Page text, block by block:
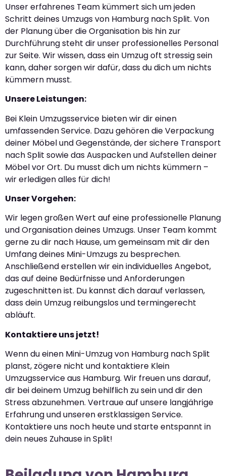
Unser erfahrenes Team kümmert sich um jeden
Schritt deines Umzugs von Hamburg nach Split. Von
der Planung über die Organisation bis hin zur
Durchführung steht dir unser professionelles Personal
zur Seite. Wir wissen, dass ein Umzug oft stressig sein
kann, daher sorgen wir dafür, dass du dich um nichts
kümmern musst.
Unsere Leistungen:
Bei Klein Umzugsservice bieten wir dir einen
umfassenden Service. Dazu gehören die Verpackung
deiner Möbel und Gegenstände, der sichere Transport
nach Split sowie das Auspacken und Aufstellen deiner
Möbel vor Ort. Du musst dich um nichts kümmern –
wir erledigen alles für dich!
Unser Vorgehen:
Wir legen großen Wert auf eine professionelle Planung
und Organisation deines Umzugs. Unser Team kommt
gerne zu dir nach Hause, um gemeinsam mit dir den
Umfang deines Mini-Umzugs zu besprechen.
Anschließend erstellen wir ein individuelles Angebot,
das auf deine Bedürfnisse und Anforderungen
zugeschnitten ist. Du kannst dich darauf verlassen,
dass dein Umzug reibungslos und termingerecht
abläuft.
Kontaktiere uns jetzt!
Wenn du einen Mini-Umzug von Hamburg nach Split
planst, zögere nicht und kontaktiere Klein
Umzugsservice aus Hamburg. Wir freuen uns darauf,
dir bei deinem Umzug behilflich zu sein und dir den
Stress abzunehmen. Vertraue auf unsere langjährige
Erfahrung und unseren erstklassigen Service.
Kontaktiere uns noch heute und starte entspannt in
dein neues Zuhause in Split!